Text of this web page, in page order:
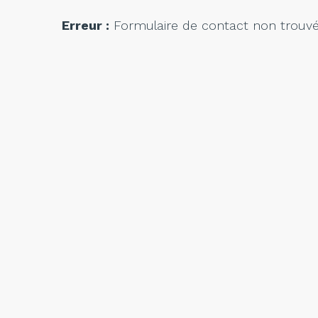
Erreur : Formulaire de contact non